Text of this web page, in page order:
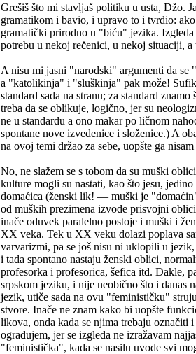
Grešiš što mi stavljaš politiku u usta, Džo.
gramatikom i bavio, i upravo to i tvrdio:
gramatički prirodno u "biću" jezika.
potrebu u nekoj rečenici, u nekoj situaciji,
A nisu mi jasni "narodski" argumenti da
a "katolikinja" i "sluškinja" pak može!
standard sada na stranu; za standard
treba da se oblikuje, logično, jer su
ne u standardu a ono makar po ličnom
spontane nove izvedenice i složenice.) A
na ovoj temi držao za sebe, uopšte ga
No, ne slažem se s tobom da su muški
kulture mogli su nastati, kao što jesu,
domaćica (ženski lik! — muški je
od muških prezimena izvode prisvojni
inače oduvek paralelno postoje i muški i
XX veka. Tek u XX veku dolazi poplava
varvarizmi, pa se još nisu ni uklopili u
i tada spontano nastaju ženski oblici,
profesorka i profesorica, šefica itd. Dakle,
srpskom jeziku, i nije neobično što i danas
jezik, utiče sada na ovu "feminističku"
stvore. Inače ne znam kako bi uopšte
likova, onda kada se njima trebaju označiti
ograđujem, jer se izgleda ne izražavam
"feministička", kada se nasilu uvode svi